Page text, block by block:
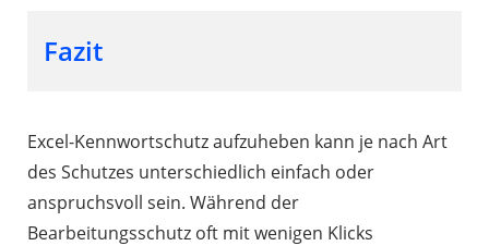
Fazit
Excel-Kennwortschutz aufzuheben kann je nach Art
des Schutzes unterschiedlich einfach oder
anspruchsvoll sein. Während der
Bearbeitungsschutz oft mit wenigen Klicks